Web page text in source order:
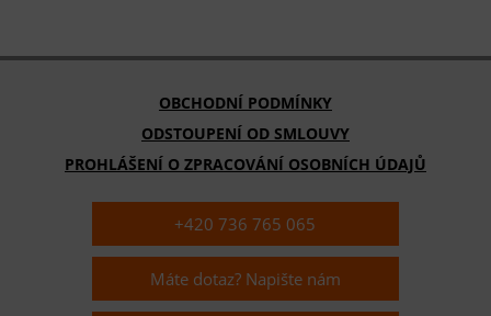
OBCHODNÍ PODMÍNKY
ODSTOUPENÍ OD SMLOUVY
PROHLÁŠENÍ O ZPRACOVÁNÍ OSOBNÍCH ÚDAJŮ
+420 736 765 065
Máte dotaz? Napište nám